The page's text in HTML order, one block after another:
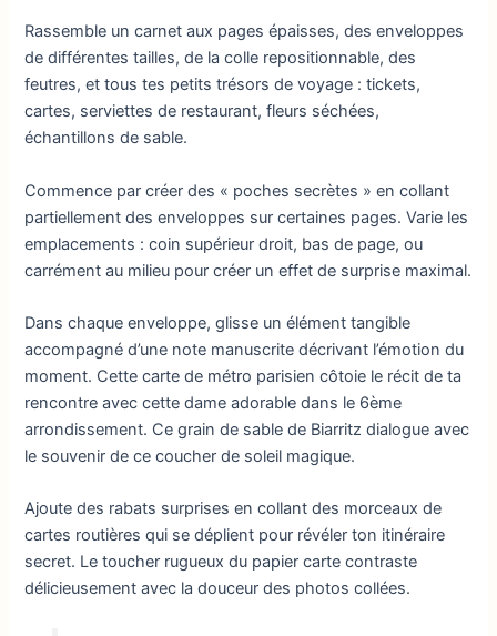
Rassemble un carnet aux pages épaisses, des enveloppes
de différentes tailles, de la colle repositionnable, des
feutres, et tous tes petits trésors de voyage : tickets,
cartes, serviettes de restaurant, fleurs séchées,
échantillons de sable.
Commence par créer des « poches secrètes » en collant
partiellement des enveloppes sur certaines pages. Varie les
emplacements : coin supérieur droit, bas de page, ou
carrément au milieu pour créer un effet de surprise maximal.
Dans chaque enveloppe, glisse un élément tangible
accompagné d’une note manuscrite décrivant l’émotion du
moment. Cette carte de métro parisien côtoie le récit de ta
rencontre avec cette dame adorable dans le 6ème
arrondissement. Ce grain de sable de Biarritz dialogue avec
le souvenir de ce coucher de soleil magique.
Ajoute des rabats surprises en collant des morceaux de
cartes routières qui se déplient pour révéler ton itinéraire
secret. Le toucher rugueux du papier carte contraste
délicieusement avec la douceur des photos collées.